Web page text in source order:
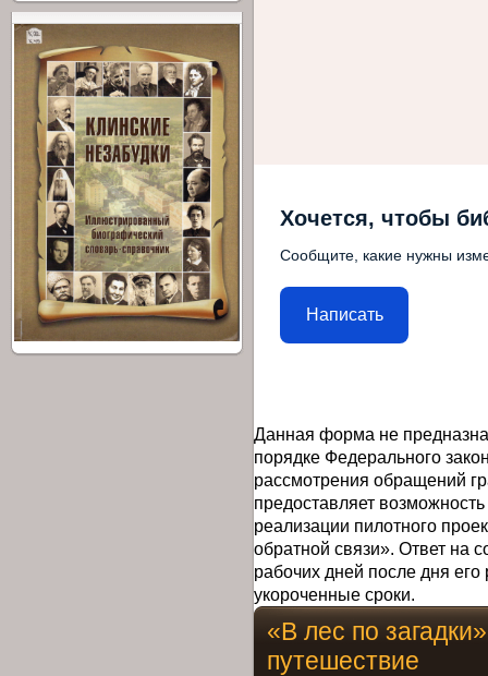
Хочется, чтобы
Сообщите, какие нужны
Написать
Данная форма не
порядке Федерального
рассмотрения обращений
предоставляет
реализации пилотного
обратной связи». Ответ на
рабочих дней после дня
укороченные сроки.
«В лес по
путешествие